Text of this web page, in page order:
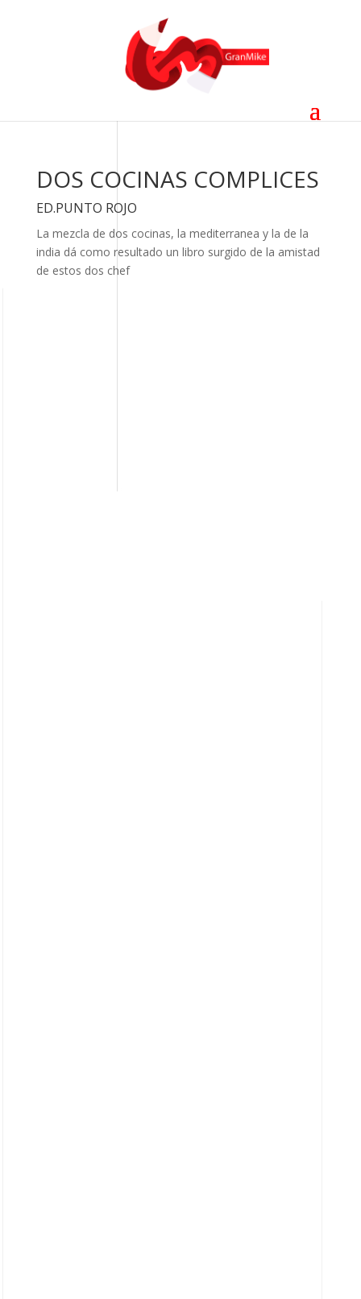
DOS COCINAS COMPLICES
ED.PUNTO ROJO
La mezcla de dos cocinas, la mediterranea y la de la
india dá como resultado un libro surgido de la amistad
de estos dos chef